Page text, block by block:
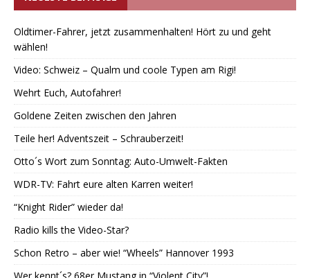
Oldtimer-Fahrer, jetzt zusammenhalten! Hört zu und geht
wählen!
Video: Schweiz – Qualm und coole Typen am Rigi!
Wehrt Euch, Autofahrer!
Goldene Zeiten zwischen den Jahren
Teile her! Adventszeit – Schrauberzeit!
Otto´s Wort zum Sonntag: Auto-Umwelt-Fakten
WDR-TV: Fahrt eure alten Karren weiter!
“Knight Rider” wieder da!
Radio kills the Video-Star?
Schon Retro – aber wie! “Wheels” Hannover 1993